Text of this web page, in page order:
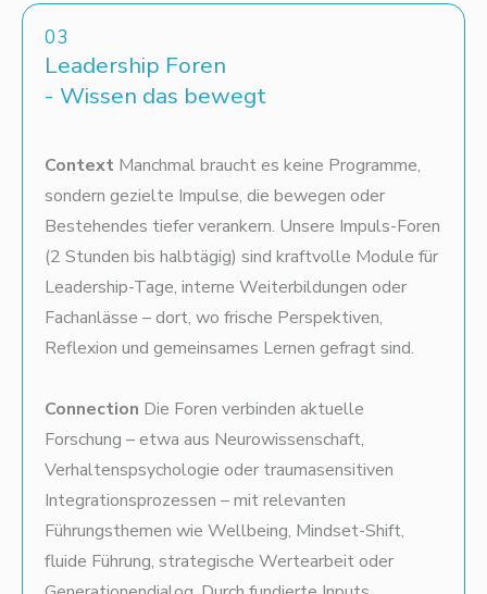
03
Leadership Foren
- Wissen das bewegt
Context Manchmal braucht es keine Programme,
sondern gezielte Impulse, die bewegen oder
Bestehendes tiefer verankern. Unsere Impuls-Foren
(2 Stunden bis halbtägig) sind kraftvolle Module für
Leadership-Tage, interne Weiterbildungen oder
Fachanlässe – dort, wo frische Perspektiven,
Reflexion und gemeinsames Lernen gefragt sind.
Connection Die Foren verbinden aktuelle
Forschung – etwa aus Neurowissenschaft,
Verhaltenspsychologie oder traumasensitiven
Integrationsprozessen – mit relevanten
Führungsthemen wie Wellbeing, Mindset-Shift,
fluide Führung, strategische Wertearbeit oder